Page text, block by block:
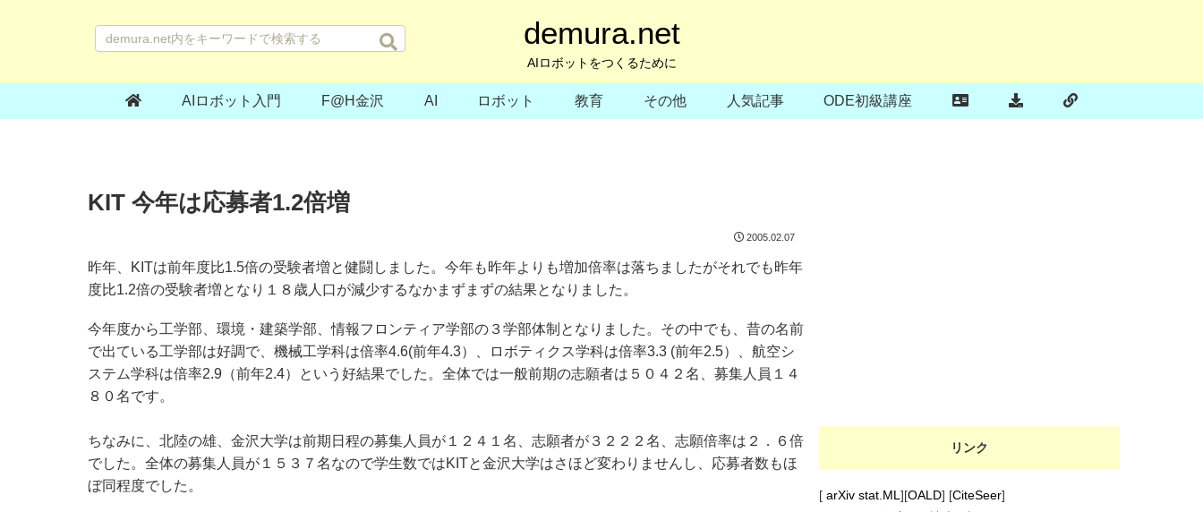
demura.net
AIロボットをつくるために
AIロボット入門 F@H金沢 AI ロボット 教育 その他 人気記事 ODE初級講座
KIT 今年は応募者1.2倍増
2005.02.07
昨年、KITは前年度比1.5倍の受験者増と健闘しました。今年も昨年よりも増加倍率は落ちましたがそれでも昨年
度比1.2倍の受験者増となり１８歳人口が減少するなかまずまずの結果となりました。
今年度から工学部、環境・建築学部、情報フロンティア学部の３学部体制となりました。その中でも、昔の名前
で出ている工学部は好調で、機械工学科は倍率4.6(前年4.3）、ロボティクス学科は倍率3.3 (前年2.5）、航空シ
ステム学科は倍率2.9（前年2.4）という好結果でした。全体では一般前期の志願者は５０４２名、募集人員１４
８０名です。
ちなみに、北陸の雄、金沢大学は前期日程の募集人員が１２４１名、志願者が３２２２名、志願倍率は２．６倍
でした。全体の募集人員が１５３７名なので学生数ではKITと金沢大学はさほど変わりませんし、応募者数もほ
ぼ同程度でした。
リンク
[ arXiv stat.ML ][OALD] [CiteSeer]